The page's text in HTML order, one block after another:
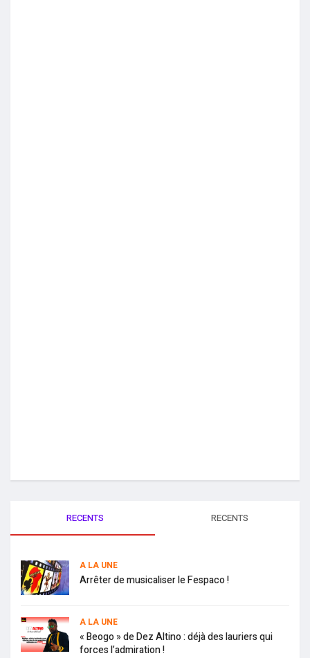
RECENTS RECENTS
A LA UNE
Arrêter de musicaliser le Fespaco !
A LA UNE
« Beogo » de Dez Altino : déjà des lauriers qui
forces l’admiration !